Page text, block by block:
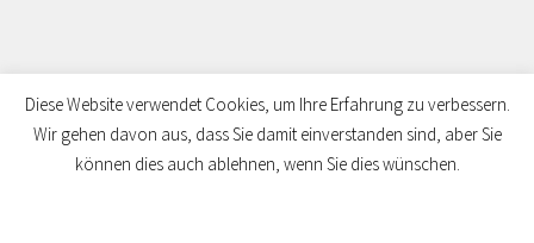
© Campers Paradies 2026
Datenschutzerklärung
Erstellt mit WooCommerce.
Diese Website verwendet Cookies, um Ihre Erfahrung zu verbessern.
Wir gehen davon aus, dass Sie damit einverstanden sind, aber Sie
können dies auch ablehnen, wenn Sie dies wünschen.